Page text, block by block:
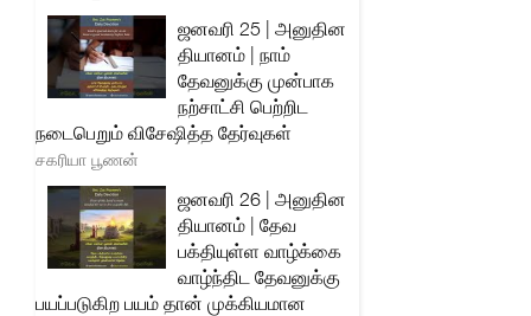
ஜனவரி 25 | அனுதின
தியானம் | நாம்
தேவனுக்கு முன்பாக
நற்சாட்சி பெற்றிட
நடைபெறும் விசேஷித்த தேர்வுகள்
சகரியா பூணன்
ஜனவரி 26 | அனுதின
தியானம் | தேவ
பக்தியுள்ள வாழ்க்கை
வாழ்ந்திட தேவனுக்கு
பயப்படுகிற பயம் தான் முக்கியமான